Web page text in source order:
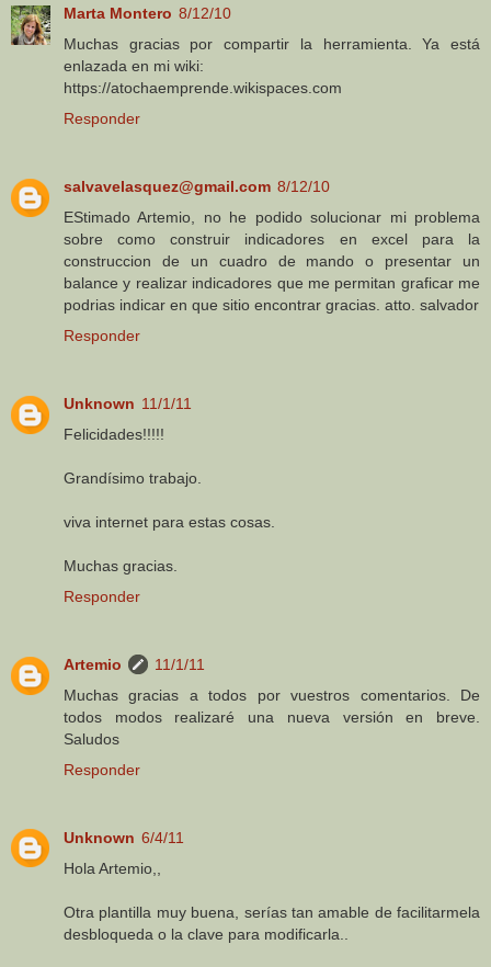
Marta Montero 8/12/10
Muchas gracias por compartir la herramienta. Ya está
enlazada en mi wiki:
https://atochaemprende.wikispaces.com
Responder
salvavelasquez@gmail.com 8/12/10
EStimado Artemio, no he podido solucionar mi problema
sobre como construir indicadores en excel para la
construccion de un cuadro de mando o presentar un
balance y realizar indicadores que me permitan graficar me
podrias indicar en que sitio encontrar gracias. atto. salvador
Responder
Unknown 11/1/11
Felicidades!!!!!
Grandísimo trabajo.
viva internet para estas cosas.
Muchas gracias.
Responder
Artemio
11/1/11
Muchas gracias a todos por vuestros comentarios. De
todos modos realizaré una nueva versión en breve.
Saludos
Responder
Unknown 6/4/11
Hola Artemio,,
Otra plantilla muy buena, serías tan amable de facilitarmela
desbloqueda o la clave para modificarla..